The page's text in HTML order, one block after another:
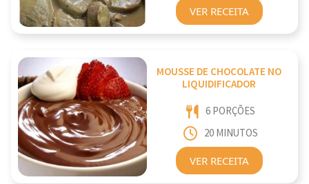
VER RECEITA
MOUSSE DE CHOCOLATE NO
LIQUIDIFICADOR
6 PORÇÕES
20 MINUTOS
VER RECEITA